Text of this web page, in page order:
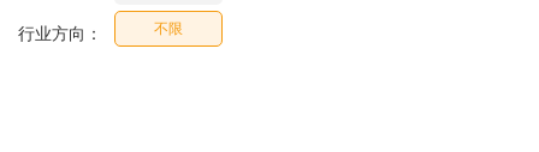
行业方向： 不限